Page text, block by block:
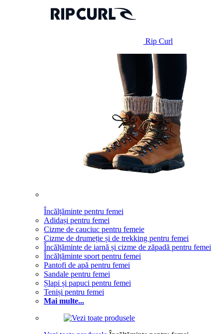
Rip Curl
Încălțăminte pentru femei
Adidași pentru femei
Cizme de cauciuc pentru femeie
Cizme de drumeție și de trekking pentru femei
Încălțăminte de iarnă și cizme de zăpadă pentru femei
Încălțăminte sport pentru femei
Pantofi de apă pentru femei
Sandale pentru femei
Șlapi și papuci pentru femei
Teniși pentru femei
Mai multe...